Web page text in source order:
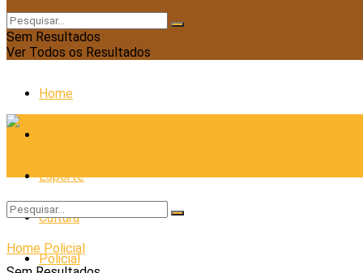
Sem Resultados
Ver Todos os Resultados
Home
Esporte
Cultura
Policial
Home Policial